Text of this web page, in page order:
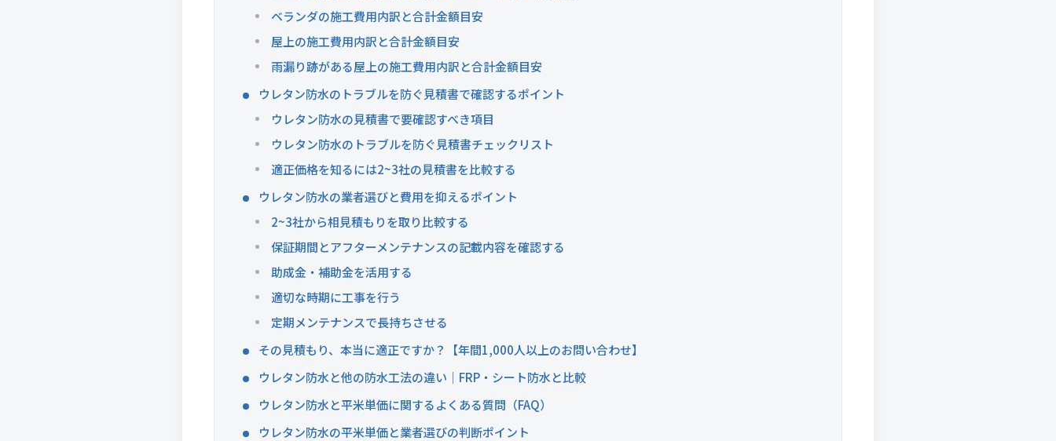
ベランダの施工費用内訳と合計金額目安
屋上の施工費用内訳と合計金額目安
雨漏り跡がある屋上の施工費用内訳と合計金額目安
ウレタン防水のトラブルを防ぐ見積書で確認するポイント
ウレタン防水の見積書で要確認すべき項目
ウレタン防水のトラブルを防ぐ見積書チェックリスト
適正価格を知るには2~3社の見積書を比較する
ウレタン防水の業者選びと費用を抑えるポイント
2~3社から相見積もりを取り比較する
保証期間とアフターメンテナンスの記載内容を確認する
助成金・補助金を活用する
適切な時期に工事を行う
定期メンテナンスで長持ちさせる
その見積もり、本当に適正ですか？【年間1,000人以上のお問い合わせ】
ウレタン防水と他の防水工法の違い｜FRP・シート防水と比較
ウレタン防水と平米単価に関するよくある質問（FAQ）
ウレタン防水の平米単価と業者選びの判断ポイント